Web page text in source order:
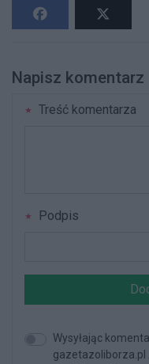
Napisz komentarz
Treść komentarza
Podpis
Wysyłając
gazetazoliborza.pl